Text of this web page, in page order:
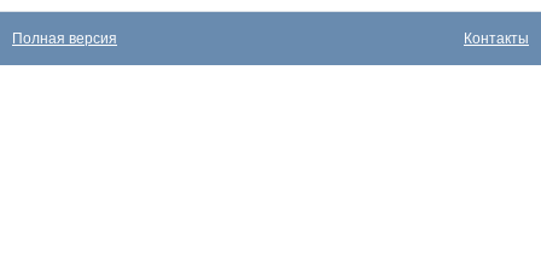
Контакты
Полная версия